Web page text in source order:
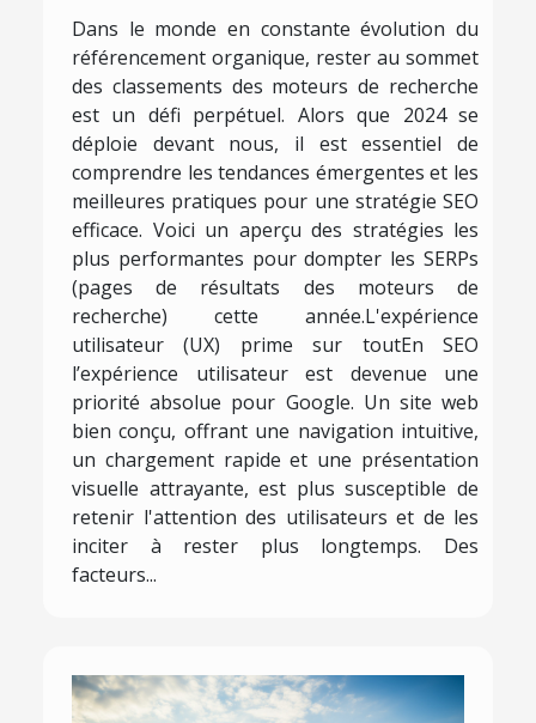
Dans le monde en constante évolution du
référencement organique, rester au sommet
des classements des moteurs de recherche
est un défi perpétuel. Alors que 2024 se
déploie devant nous, il est essentiel de
comprendre les tendances émergentes et les
meilleures pratiques pour une stratégie SEO
efficace. Voici un aperçu des stratégies les
plus performantes pour dompter les SERPs
(pages de résultats des moteurs de
recherche) cette année.L'expérience
utilisateur (UX) prime sur toutEn SEO
l’expérience utilisateur est devenue une
priorité absolue pour Google. Un site web
bien conçu, offrant une navigation intuitive,
un chargement rapide et une présentation
visuelle attrayante, est plus susceptible de
retenir l'attention des utilisateurs et de les
inciter à rester plus longtemps. Des
facteurs...